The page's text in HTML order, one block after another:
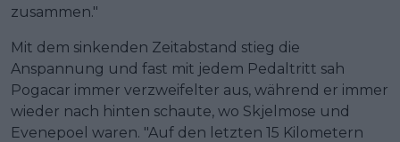
zusammen."
Mit dem sinkenden Zeitabstand stieg die
Anspannung und fast mit jedem Pedaltritt sah
Pogacar immer verzweifelter aus, während er immer
wieder nach hinten schaute, wo Skjelmose und
Evenepoel waren. "Auf den letzten 15 Kilometern